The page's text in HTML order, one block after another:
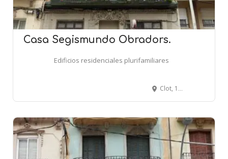
Casa Segismundo Obradors.
Edificios residenciales plurifamiliares
Clot, 147 - BARCELONA